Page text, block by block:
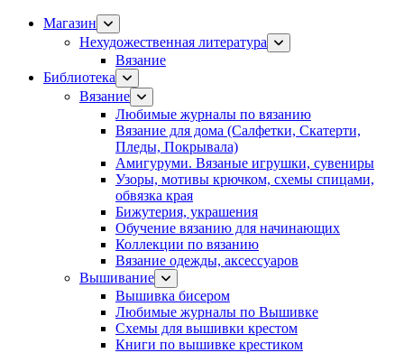
Магазин
Нехудожественная литература
Вязание
Библиотека
Вязание
Любимые журналы по вязанию
Вязание для дома (Салфетки, Скатерти,
Пледы, Покрывала)
Амигуруми. Вязаные игрушки, сувениры
Узоры, мотивы крючком, схемы спицами,
обвязка края
Бижутерия, украшения
Обучение вязанию для начинающих
Коллекции по вязанию
Вязание одежды, аксессуаров
Вышивание
Вышивка бисером
Любимые журналы по Вышивке
Схемы для вышивки крестом
Книги по вышивке крестиком